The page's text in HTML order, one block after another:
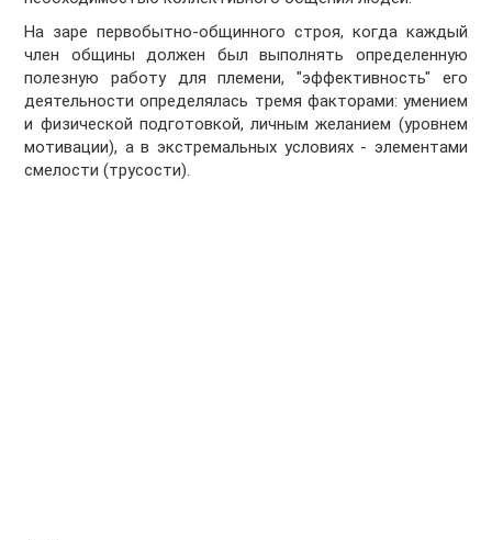
На заре первобытно-общинного строя, когда каждый
член общины должен был выполнять определенную
полезную работу для племени, "эффективность" его
деятельности определялась тремя факторами: умением
и физической подготовкой, личным желанием (уровнем
мотивации), а в экстремальных условиях - элементами
смелости (трусости).